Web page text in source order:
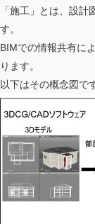
「施工」とは、設
す。
BIMでの情報共有に
ります。
以下はその概念図で